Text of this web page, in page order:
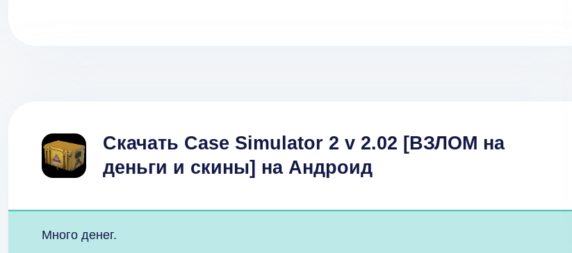
Скачать Case Simulator 2 v 2.02 [ВЗЛОМ на
деньги и скины] на Андроид
Много денег.